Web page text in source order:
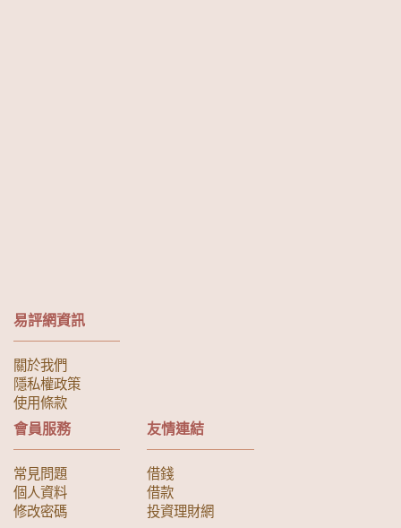
易評網資訊
關於我們
隱私權政策
使用條款
會員服務
常見問題
個人資料
修改密碼
友情連結
借錢
借款
投資理財網